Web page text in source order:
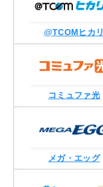
@TCOMヒカリ
コミュファ光
メガ・エッグ